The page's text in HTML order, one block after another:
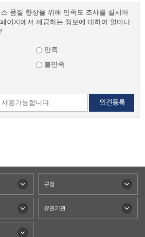
품질 향상을 위해 만족도 조사를 실시하
이지에서 제공하는 정보에 대하여 얼마나
만족
불만족
구청
유관기관